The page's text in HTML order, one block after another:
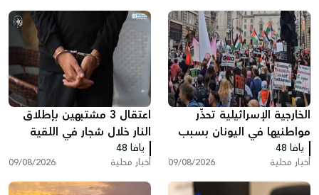
الخارجية الإسرائيلية تحذّر
مواطنيها في اليونان بسبب
مظاهرات دعم لغزة
يافا 48
أخبار محلية 09/08/2026
اعتقال 3 مشتبهين بإطلاق
النار خلال شجار في اللقية
يافا 48
أخبار محلية 09/08/2026